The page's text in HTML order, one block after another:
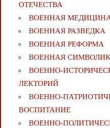
ОТЕЧЕСТВА
ВОЕННАЯ
ВОЕННАЯ РАЗВЕДКА
ВОЕННАЯ РЕФОРМА
ВОЕННАЯ
ВОЕННО-
ЛЕКТОРИЙ
ВОЕННО-
ВОСПИТАНИЕ
ВОЕННО-